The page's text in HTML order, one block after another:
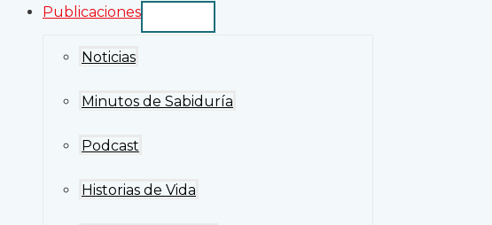
Publicaciones
Noticias
Minutos de Sabiduría
Podcast
Historias de Vida